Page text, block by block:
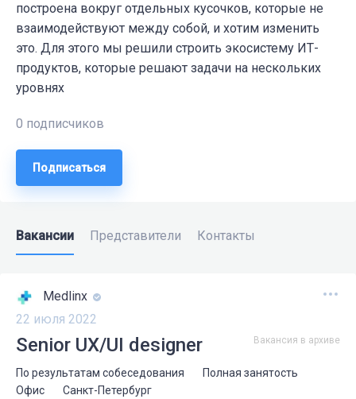
построена вокруг отдельных кусочков, которые не
взаимодействуют между собой, и хотим изменить
это. Для этого мы решили строить экосистему ИТ-
продуктов, которые решают задачи на нескольких
уровнях
0 подписчиков
Подписаться
Вакансии Представители Контакты
Medlinx
22 июля 2022
Senior UX/UI designer Вакансия в архиве
По результатам собеседования
Полная занятость
Офис
Санкт-Петербург